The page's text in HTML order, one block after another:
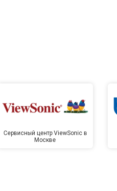
Сервисный центр ViewSonic в
Москве